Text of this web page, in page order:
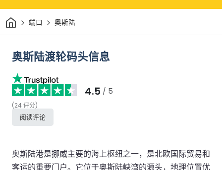
家 端口 奥斯陆
奥斯陆渡轮码头信息
4.5 / 5
(24 评分)
阅读评论
奥斯陆港是挪威主要的海上枢纽之一，是北欧国际贸易和
客运的重要门户。它位于奥斯陆峡湾的源头，地理位置优